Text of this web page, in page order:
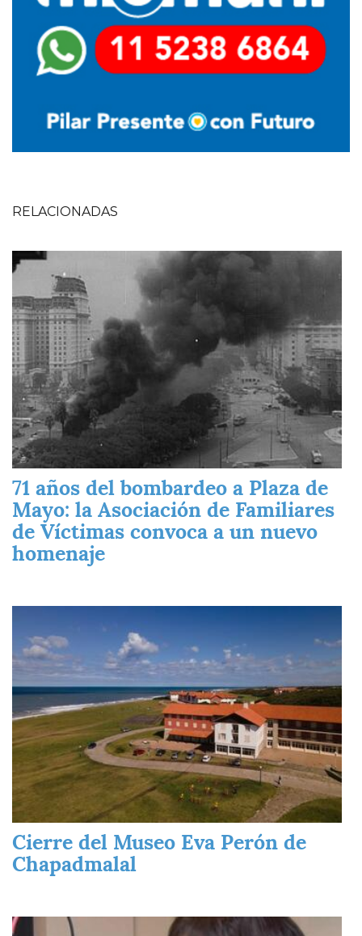
RELACIONADAS
Imagen
71 años del bombardeo a Plaza de
Mayo: la Asociación de Familiares
de Víctimas convoca a un nuevo
homenaje
Cierre del Museo Eva Perón de
Chapadmalal
Imagen